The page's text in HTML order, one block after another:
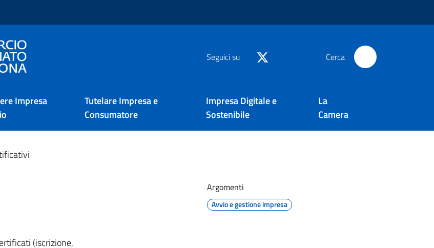
Seguici su Cerca
Impresa
Tutelare Impresa e
Consumatore
Impresa Digitale e
Sostenibile
La
Camera
(iscrizione,
Argomenti
Avvio e gestione impresa